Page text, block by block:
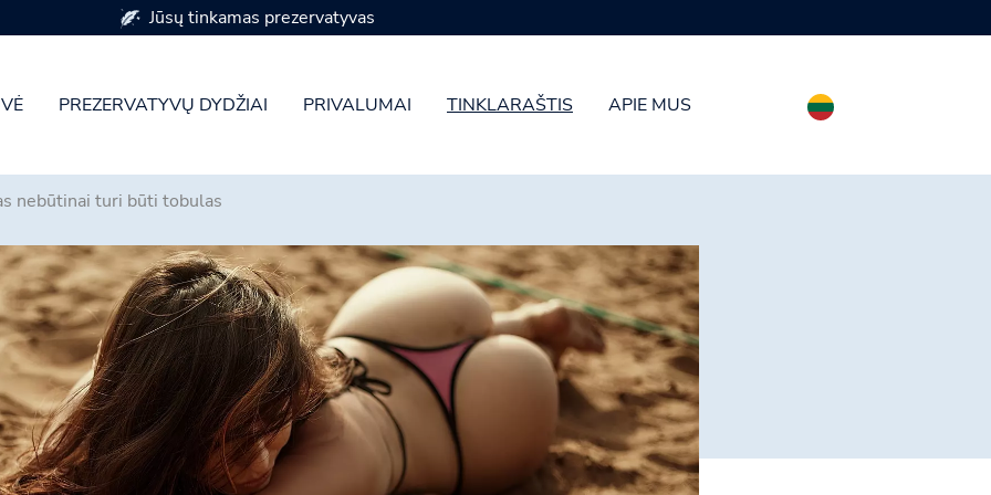
PREZERVATYVŲ DYDŽIAI PRIVALUMAI TINKLARAŠTIS APIE MUS
Yra 7 prezervatyvų dydžių
nebūtinai turi būti tobulas